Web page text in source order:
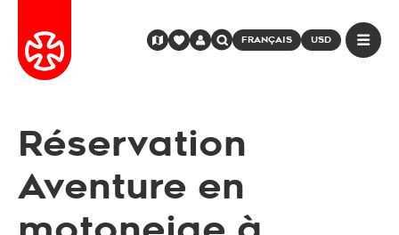
FRANÇAIS USD
Réservation
Aventure en